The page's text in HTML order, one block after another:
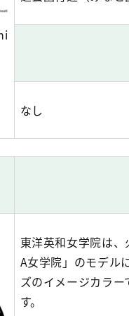
なし
東洋英和女学院は
A女学院」のモデル
ズのイメージカラ
す。